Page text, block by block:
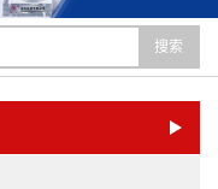
搜索